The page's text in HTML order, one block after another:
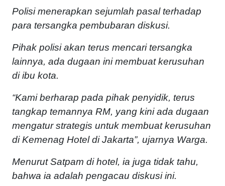
Polisi menerapkan sejumlah pasal terhadap
para tersangka pembubaran diskusi.
Pihak polisi akan terus mencari tersangka
lainnya, ada dugaan ini membuat kerusuhan
di ibu kota.
“Kami berharap pada pihak penyidik, terus
tangkap temannya RM, yang kini ada dugaan
mengatur strategis untuk membuat kerusuhan
di Kemenag Hotel di Jakarta”, ujarnya Warga.
Menurut Satpam di hotel, ia juga tidak tahu,
bahwa ia adalah pengacau diskusi ini.